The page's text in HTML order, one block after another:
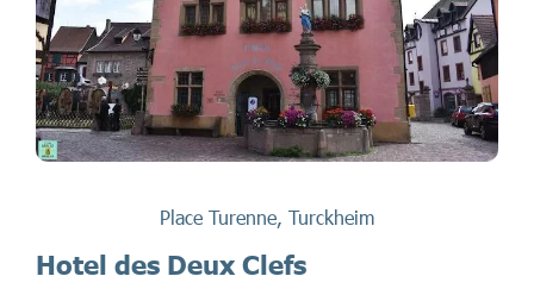
Place Turenne, Turckheim
Hotel des Deux Clefs